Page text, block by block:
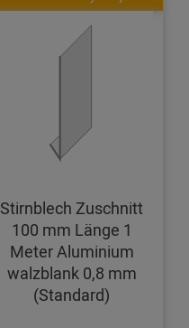
Stirnblech Zuschnitt
100 mm Länge 1
Meter Aluminium
walzblank 0,8 mm
(Standard)